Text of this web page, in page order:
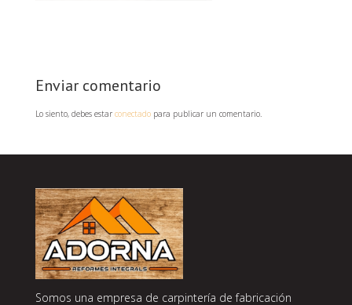
Enviar comentario
Lo siento, debes estar conectadopara publicar un comentario.
Somos una empresa de carpintería de fabricación